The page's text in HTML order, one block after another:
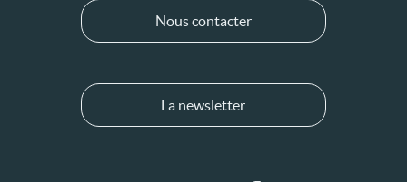
Nous contacter
La newsletter